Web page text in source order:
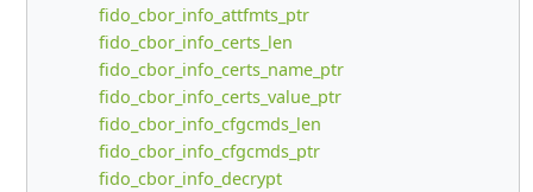
fido_cbor_info_attfmts_ptr
fido_cbor_info_certs_len
fido_cbor_info_certs_name_ptr
fido_cbor_info_certs_value_ptr
fido_cbor_info_cfgcmds_len
fido_cbor_info_cfgcmds_ptr
fido_cbor_info_decrypt